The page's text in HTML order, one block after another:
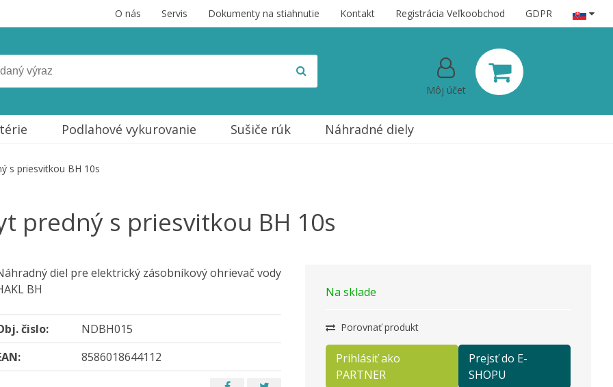
O nás Servis Dokumenty na stiahnutie Kontakt Registrácia Veľkoobchod GDPR
Môj účet
Podlahové vykurovanie Sušiče rúk Náhradné diely
s priesvitkou BH 10s
predný s priesvitkou BH 10s
Na sklade
Porovnať produkt
Prihlásiť ako
PARTNER
Prejsť do E-
SHOPU
diel pre elektrický zásobníkový ohrievač vody
BH
čislo:
NDBH015
8586018644112